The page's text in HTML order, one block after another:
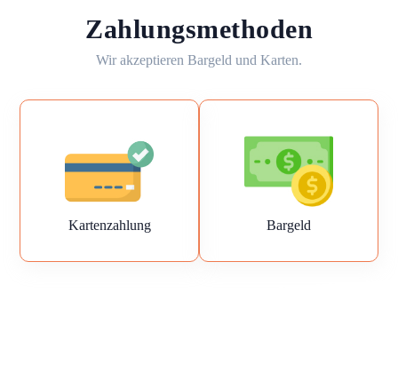
Zahlungsmethoden
Wir akzeptieren Bargeld und Karten.
Kartenzahlung Bargeld